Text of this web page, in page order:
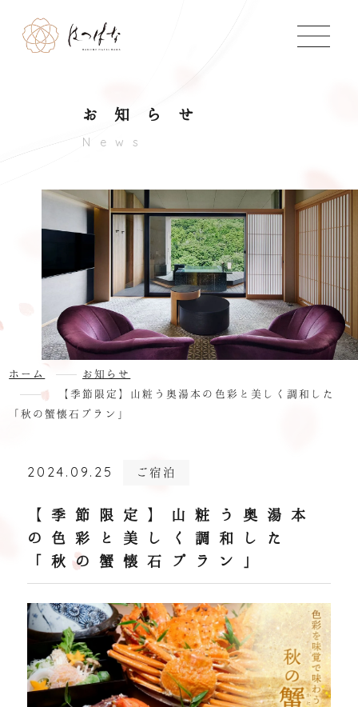
お知らせ
News
ホーム
お知らせ
【季節限定】山粧う奥湯本の色彩と美しく調和した
「秋の蟹懐石プラン」
2024.09.25 ご宿泊
【季節限定】山粧う奥湯本
の色彩と美しく調和した
「秋の蟹懐石プラン」
大人1室
2 1
空室カレンダー
予約確認・変更・キャンセル
0460-85-7321
10:00 ~ 19:00
SDGsについての
箱根の歴史と
会員登録
予約確認·変更·キャン
セル
よくあるご質問
お問い合わせ
会員登録
予約確認·変更·キャンセル
よくあるご質問
お問い合わせ